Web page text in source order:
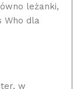
leżanki,
Who dla
w